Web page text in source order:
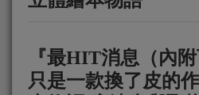
『最HIT消息（內
只是一款換了皮的